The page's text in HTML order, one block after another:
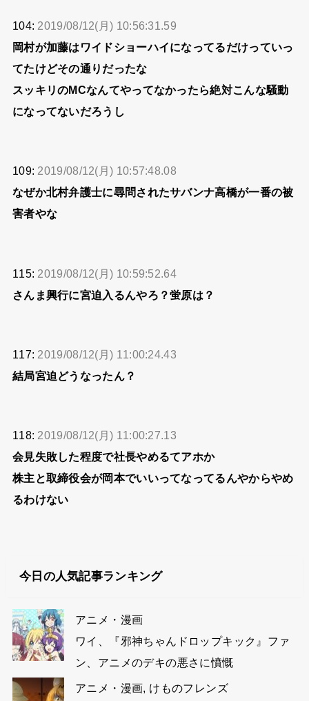
104: 2019/08/12(月) 10:56:31.59
岡村が加藤はワイドショーハイになってるだけっていっ
てたけどその通りだったな
スッキリのMCなんてやってなかったら絶対こんな騒動
になってないだろうし
109: 2019/08/12(月) 10:57:48.08
なぜか北村弁護士に尋問されたサバンナ高橋が一番の被
害者やな
115: 2019/08/12(月) 10:59:52.64
さんま興行に宮迫入るんやろ？蛍原は？
117: 2019/08/12(月) 11:00:24.43
結局宮迫どうなったん？
118: 2019/08/12(月) 11:00:27.13
会見失敗した程度で社長やめるてアホか
株主と取締役会が岡本でいいってなってるんやからやめ
るわけない
今日の人気記事ランキング
アニメ・漫画
ワイ、『邪神ちゃんドロップキック』ファ
ン、アニメのデキの悪さに憤慨
アニメ・漫画, けものフレンズ